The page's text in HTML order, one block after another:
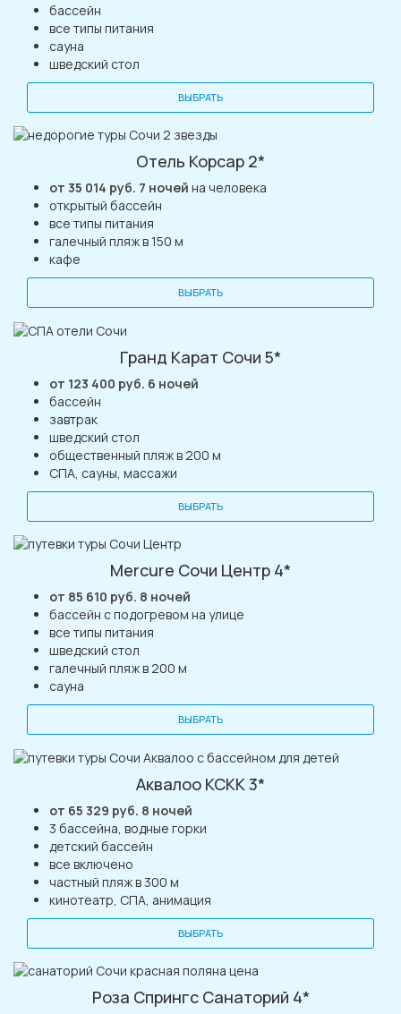
бассейн
все типы питания
сауна
шведский стол
ВЫБРАТЬ
Отель Корсар 2*
от 35 014 руб. 7 ночей на человека
открытый бассейн
все типы питания
галечный пляж в 150 м
кафе
ВЫБРАТЬ
Гранд Карат Сочи 5*
от 123 400 руб. 6 ночей
бассейн
завтрак
шведский стол
общественный пляж в 200 м
СПА, сауны, массажи
ВЫБРАТЬ
Mercure Сочи Центр 4*
от 85 610 руб. 8 ночей
бассейн с подогревом на улице
все типы питания
шведский стол
галечный пляж в 200 м
сауна
ВЫБРАТЬ
Аквалоо КСКК 3*
от 65 329 руб. 8 ночей
3 бассейна, водные горки
детский бассейн
все включено
частный пляж в 300 м
кинотеатр, СПА, анимация
ВЫБРАТЬ
Роза Спрингс Санаторий 4*